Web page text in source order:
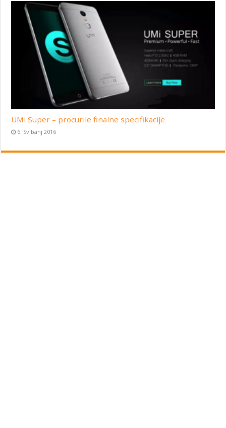
UMi Super – procurile finalne specifikacije
6. Svibanj 2016